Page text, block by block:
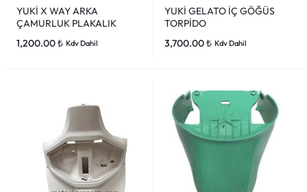
YUKİ X WAY ARKA
ÇAMURLUK PLAKALIK
1,200.00₺ Kdv Dahil
YUKİ GELATO İÇ GÖĞÜS
TORPİDO
3,700.00₺ Kdv Dahil